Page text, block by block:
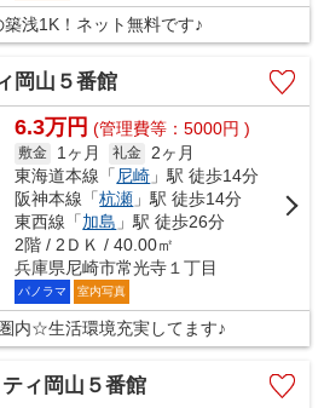
浅1K！ネット無料です♪
岡山５番館
6.3万円 (管理費等：5000円 )
敷金 1ヶ月 礼金 2ヶ月
東海道本線「尼崎 」駅 徒歩14分
阪神本線「杭瀬 」駅 徒歩14分
東西線「加島 」駅 徒歩26分
2階 / 2ＤＫ / 40.00㎡
兵庫県尼崎市常光寺１丁目
パノラマ 室内写真
内☆生活環境充実してます♪
ィ岡山５番館